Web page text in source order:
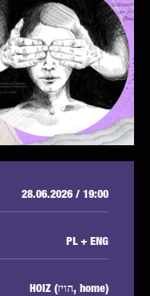
28.06.2026 / 19:00
PL + ENG
HOIZ (הויז, home)